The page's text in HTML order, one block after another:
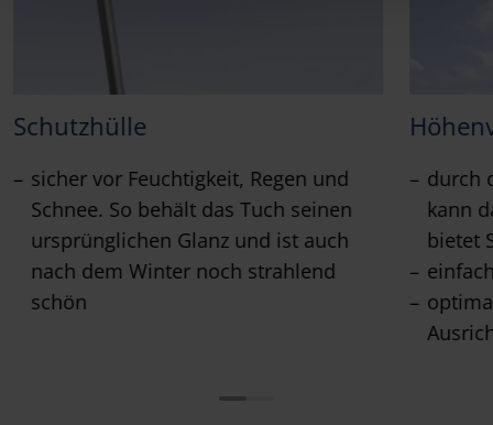
Schutzhülle
sicher vor Feuchtigkeit, Regen und
Schnee. So behält das Tuch seinen
ursprünglichen Glanz und ist auch
nach dem Winter noch strahlend
schön
durch
kann
bietet